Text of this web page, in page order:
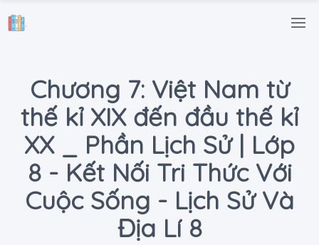
.
Chương 7: Việt Nam từ
thế kỉ XIX đến đầu thế kỉ
XX _ Phần Lịch Sử | Lớp
8 - Kết Nối Tri Thức Với
Cuộc Sống - Lịch Sử Và
Địa Lí 8